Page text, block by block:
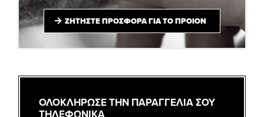
ΖΗΤΗΣΤΕ ΠΡΟΣΦΟΡΑ ΓΙΑ ΤΟ ΠΡΟΙΟΝ
ΟΛΟΚΛΗΡΩΣΕ ΤΗΝ ΠΑΡΑΓΓΕΛΙΑ ΣΟΥ
ΤΗΛΕΦΩΝΙΚΑ